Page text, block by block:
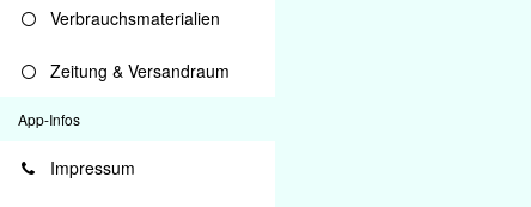
Verbrauchsmaterialien
Zeitung & Versandraum
App-Infos
Impressum